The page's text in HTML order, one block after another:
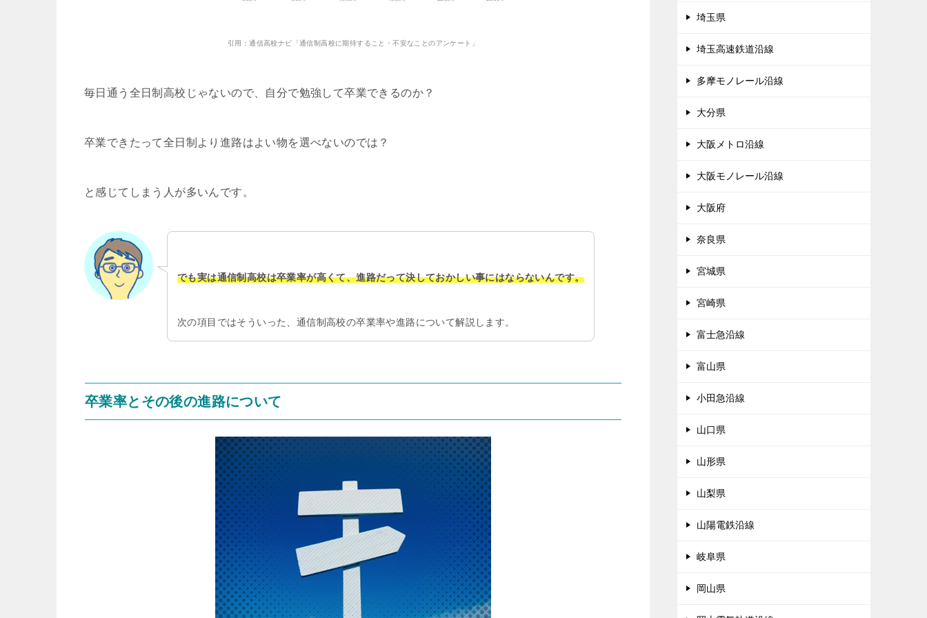
引用：通信高校ナビ「通信制高校に期待すること・不安なことのアンケート」
毎日通う全日制高校じゃないので、自分で勉強して卒業できるのか？
卒業できたって全日制より進路はよい物を選べないのでは？
と感じてしまう人が多いんです。
でも実は通信制高校は卒業率が高くて、進路だって決しておかしい事にはならないんです。
次の項目ではそういった、通信制高校の卒業率や進路について解説します。
卒業率とその後の進路について
埼玉県
埼玉高速鉄道沿線
多摩モノレール沿線
大分県
大阪メトロ沿線
大阪モノレール沿線
大阪府
奈良県
宮城県
宮崎県
富士急沿線
富山県
小田急沿線
山口県
山形県
山梨県
山陽電鉄沿線
岐阜県
岡山県